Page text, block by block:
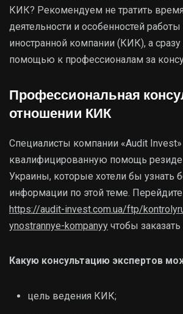
КИК? Рекомендуем не тратить
деятельности и особенностей
иностранной компании (КИК), а сразу
помощью к профессионалам за
Профессиональная
отношении КИК
Специалисты компании «Audit
квалифицированную помощь
Украины, которые хотели бы узнать
информации по этой теме.
https://audit-invest.com.ua/ftp/
ynostrannye-kompanyy чтобы
Какую консультацию экспертов
цель ведения КИК;